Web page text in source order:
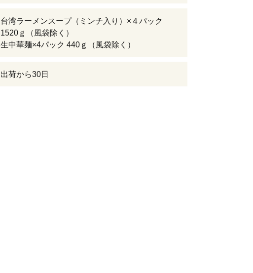
台湾ラーメンスープ（ミンチ入り）×４パック
1520ｇ（風袋除く）
生中華麺×4パック 440ｇ（風袋除く）
出荷から30日